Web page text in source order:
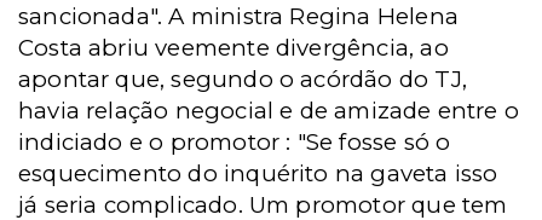
sancionada". A ministra Regina Helena
Costa abriu veemente divergência, ao
apontar que, segundo o acórdão do TJ,
havia relação negocial e de amizade entre o
indiciado e o promotor : "Se fosse só o
esquecimento do inquérito na gaveta isso
já seria complicado. Um promotor que tem